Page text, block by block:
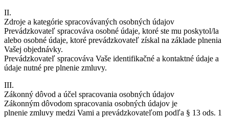
II.
Zdroje a kategórie spracovávaných osobných údajov
Prevádzkovateľ spracováva osobné údaje, ktoré ste mu poskytol/la
alebo osobné údaje, ktoré prevádzkovateľ získal na základe plnenia
Vašej objednávky.
Prevádzkovateľ spracováva Vaše identifikačné a kontaktné údaje a
údaje nutné pre plnenie zmluvy.
III.
Zákonný dôvod a účel spracovania osobných údajov
Zákonným dôvodom spracovania osobných údajov je
plnenie zmluvy medzi Vami a prevádzkovateľom podľa § 13 ods. 1